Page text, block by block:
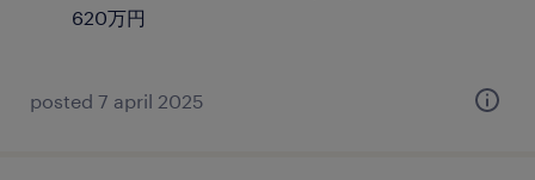
620万円
posted 7 april 2025